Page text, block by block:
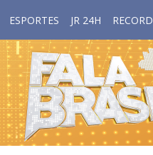
ESPORTES JR 24H RECORD